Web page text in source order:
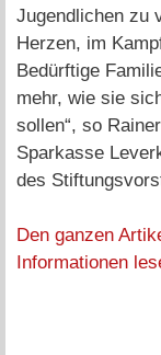
Jugendlichen zu
Herzen, im
Bedürftige
mehr, wie sie
sollen“, so
Sparkasse
des
Den ganzen
Informationen